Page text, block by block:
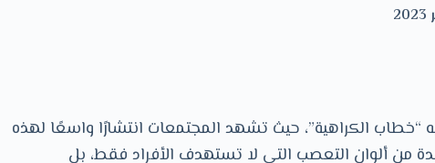
“خطاب الكراهية”، حيث تشهد المجتمعات انتشارًا واسعًا لهذه
من ألوان التعصب التي لا تستهدف الأفراد فقط، بل